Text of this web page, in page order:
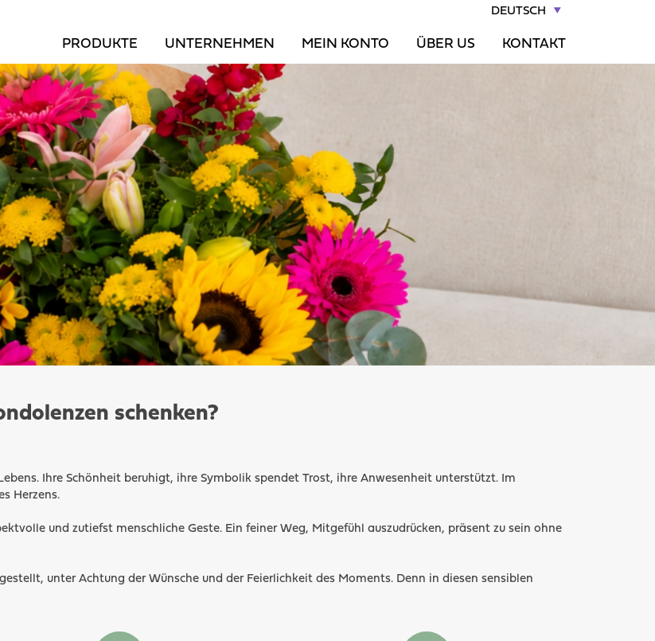
DEUTSCH
PRODUKTE UNTERNEHMEN MEIN KONTO ÜBER US KONTAKT
schenken?
Ihre Schönheit beruhigt, ihre Symbolik spendet Trost, ihre Anwesenheit unterstützt. Im
Herzens.
und zutiefst menschliche Geste. Ein feiner Weg, Mitgefühl auszudrücken, präsent zu sein ohne
unter Achtung der Wünsche und der Feierlichkeit des Moments. Denn in diesen sensiblen